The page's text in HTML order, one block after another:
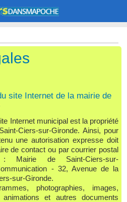
site Internet de la mairie de
Ciers-sur-Gironde. Ainsi, pour
une autorisation expresse doit
de contact ou par courrier postal
Mairie de Saint-Ciers-sur-
- 32, Avenue de la
sur-Gironde.
photographies, images,
et autres documents